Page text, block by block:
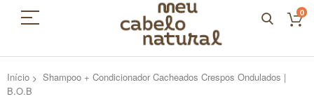
0
Início
Shampoo + Condicionador Cacheados Crespos Ondulados |
B.O.B